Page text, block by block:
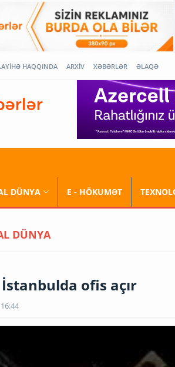
HAQQINDA ARXİV XƏBƏRLƏR ƏLAQƏ
DÜNYA E - HÖKUMƏT
DÜNYA
ofis açır
16:44